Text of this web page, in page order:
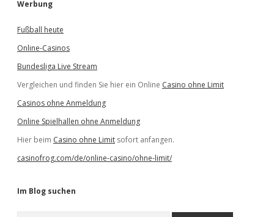
Werbung
Fußball heute
Online-Casinos
Bundesliga Live Stream
Vergleichen und finden Sie hier ein Online Casino ohne Limit
Casinos ohne Anmeldung
Online Spielhallen ohne Anmeldung
Hier beim Casino ohne Limit sofort anfangen.
casinofrog.com/de/online-casino/ohne-limit/
Im Blog suchen